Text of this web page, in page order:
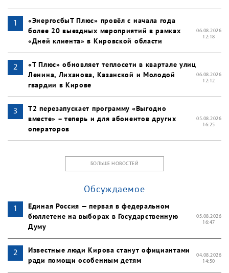
«ЭнергосбыТ Плюс» провёл с начала года
более 20 выездных мероприятий в рамках
«Дней клиента» в Кировской области
06.08.2026
12:18
«Т Плюс» обновляет теплосети в квартале улиц
Ленина, Лиханова, Казанской и Молодой
гвардии в Кирове
06.08.2026
12:12
Т2 перезапускает программу «Выгодно
вместе» – теперь и для абонентов других
операторов
05.08.2026
16:25
БОЛЬШЕ НОВОСТЕЙ
Обсуждаемое
Единая Россия — первая в федеральном
бюллетене на выборах в Государственную
Думу
05.08.2026
16:47
Известные люди Кирова станут официантами
ради помощи особенным детям
04.08.2026
14:50